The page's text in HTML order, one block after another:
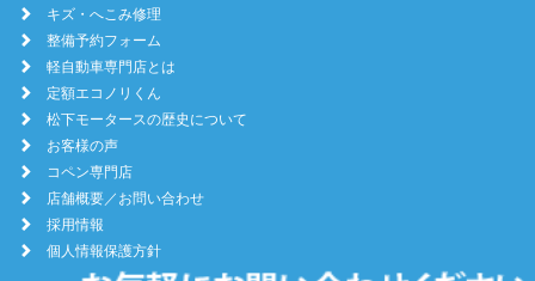
キズ・へこみ修理
整備予約フォーム
軽自動車専門店とは
定額エコノリくん
松下モータースの歴史について
お客様の声
コペン専門店
店舗概要／お問い合わせ
採用情報
個人情報保護方針